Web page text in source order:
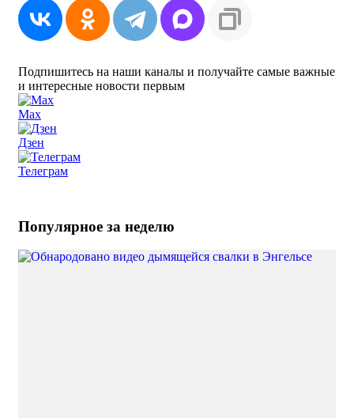
Подпишитесь на наши каналы и получайте самые важные
и интересные новости первым
Max
Дзен
Телеграм
Популярное за неделю